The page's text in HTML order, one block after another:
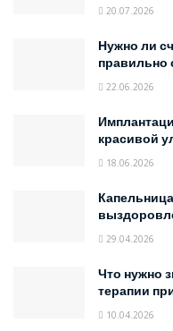
20.07.2026
Нужно ли
правильно
22.06.2026
красивой
18.06.2026
29.04.2026
Что нужно
терапии
10.04.2026